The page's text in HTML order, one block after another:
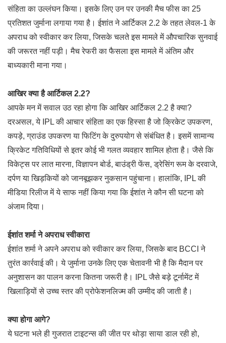
संहिता का उल्लंघन किया। इसके लिए उन पर उनकी मैच फीस का 25
प्रतिशत जुर्माना लगाया गया है। ईशांत ने आर्टिकल 2.2 के तहत लेवल-1 के
अपराध को स्वीकार कर लिया, जिसके चलते इस मामले में औपचारिक सुनवाई
की जरूरत नहीं पड़ी। मैच रेफरी का फैसला इस मामले में अंतिम और
बाध्यकारी माना गया।
आखिर क्या है आर्टिकल 2.2?
आपके मन में सवाल उठ रहा होगा कि आखिर आर्टिकल 2.2 है क्या?
दरअसल, ये IPL की आचार संहिता का एक हिस्सा है जो क्रिकेट उपकरण,
कपड़े, ग्राउंड उपकरण या फिटिंग के दुरुपयोग से संबंधित है। इसमें सामान्य
क्रिकेट गतिविधियों से इतर कोई भी गलत व्यवहार शामिल होता है। जैसे कि
विकेट्स पर लात मारना, विज्ञापन बोर्ड, बाउंड्री फेंस, ड्रेसिंग रूम के दरवाजे,
दर्पण या खिड़कियों को जानबूझकर नुकसान पहुंचाना। हालांकि, IPL की
मीडिया रिलीज में ये साफ नहीं किया गया कि ईशांत ने कौन सी घटना को
अंजाम दिया।
ईशांत शर्मा ने अपराध स्वीकारा
ईशांत शर्मा ने अपने अपराध को स्वीकार कर लिया, जिसके बाद BCCI ने
तुरंत कार्रवाई की। ये जुर्माना उनके लिए एक चेतावनी भी है कि मैदान पर
अनुशासन का पालन करना कितना जरूरी है। IPL जैसे बड़े टूर्नामेंट में
खिलाड़ियों से उच्च स्तर की प्रोफेशनलिज्म की उम्मीद की जाती है।
क्या होगा आगे?
ये घटना भले ही गुजरात टाइटन्स की जीत पर थोड़ा साया डाल रही हो,